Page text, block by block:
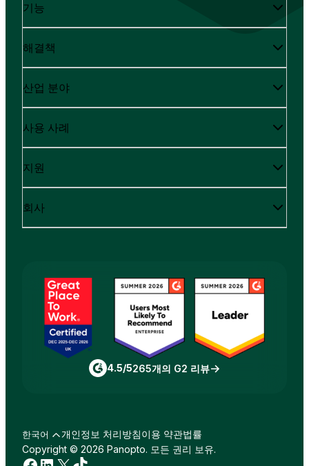
기능
해결책
산업 분야
사용 사례
지원
회사
4.5/5265개의 G2 리뷰
한국어 개인정보 처리방침이용 약관법률
Copyright © 2026 Panopto. 모든 권리 보유.